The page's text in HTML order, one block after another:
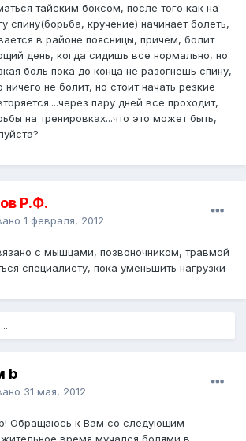
тайским боксом, после того как на
спину(борьба, кручение) начинает болеть,
в районе поясницы, причем, болит
день, когда сидишь все нормально, но
боль пока до конца не разогнешь спину,
не болит, но стоит начать резкие
пару дней все проходит,
на тренировках...что это может быть,
Р.Ф.
1 февраля, 2012
с мышцами, позвоночником, травмой
специалисту, пока уменьшить нагрузки
b
31 мая, 2012
Обращаюсь к Вам со следующим